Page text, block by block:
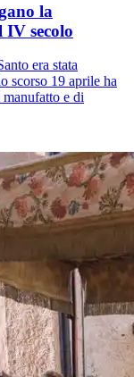
la
IV secolo
era stata
scorso 19 aprile ha
manufatto e di